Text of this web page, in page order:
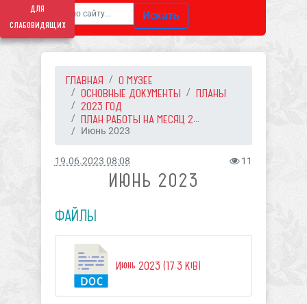
для
слабовидящих
Искать
ГЛАВНАЯ
О МУЗЕЕ
ОСНОВНЫЕ ДОКУМЕНТЫ
ПЛАНЫ
2023 ГОД
ПЛАН РАБОТЫ НА МЕСЯЦ 2...
Июнь 2023
19.06.2023 08:08 11
ИЮНЬ 2023
ФАЙЛЫ
Июнь 2023 (17.3 KiB)